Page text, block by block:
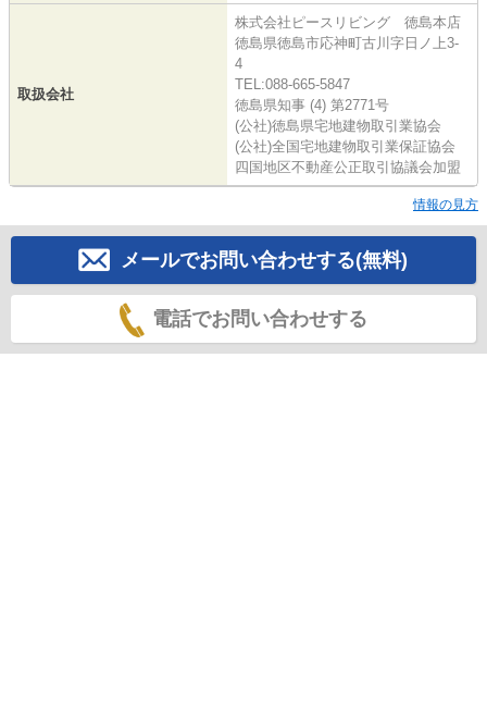
取扱会社
株式会社ピースリビング 徳島本店
徳島県徳島市応神町古川字日ノ上3-
4
TEL:088-665-5847
徳島県知事 (4) 第2771号
(公社)徳島県宅地建物取引業協会
(公社)全国宅地建物取引業保証協会
四国地区不動産公正取引協議会加盟
情報の見方
メールでお問い合わせする(無料)
電話でお問い合わせする